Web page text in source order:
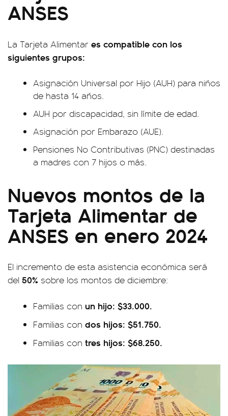
ANSES
La Tarjeta Alimentar es compatible con los
siguientes grupos:
Asignación Universal por Hijo (AUH) para niños
de hasta 14 años.
AUH por discapacidad, sin límite de edad.
Asignación por Embarazo (AUE).
Pensiones No Contributivas (PNC) destinadas
a madres con 7 hijos o más.
Nuevos montos de la
Tarjeta Alimentar de
ANSES en enero 2024
El incremento de esta asistencia económica será
del 50% sobre los montos de diciembre:
Familias con un hijo: $33.000.
Familias con dos hijos: $51.750.
Familias con tres hijos: $68.250.